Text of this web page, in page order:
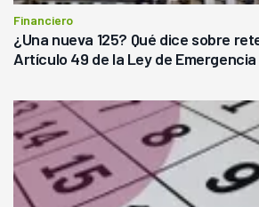
Financiero
¿Una nueva 125? Qué dice sobre
Artículo 49 de la Ley de Emergencia